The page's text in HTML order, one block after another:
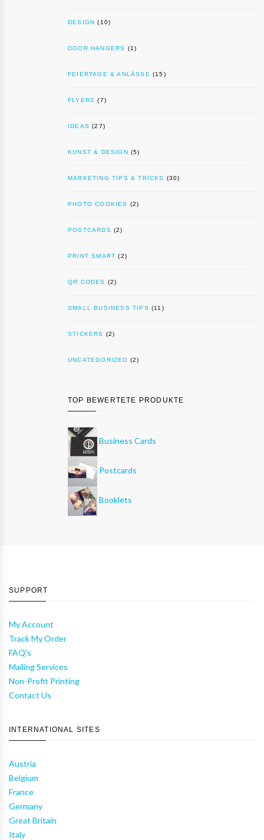
DESIGN (10)
DOOR HANGERS (1)
FEIERTAGE & ANLÄSSE (15)
FLYERS (7)
IDEAS (27)
KUNST & DESIGN (5)
MARKETING TIPS & TRICKS (30)
PHOTO COOKIES (2)
POSTCARDS (2)
PRINT SMART (2)
QR CODES (2)
SMALL BUSINESS TIPS (11)
STICKERS (2)
UNCATEGORIZED (2)
TOP BEWERTETE PRODUKTE
Business Cards
Postcards
Booklets
SUPPORT
My Account
Track My Order
FAQ's
Mailing Services
Non-Profit Printing
Contact Us
INTERNATIONAL SITES
Austria
Belgium
France
Germany
Great Britain
Italy